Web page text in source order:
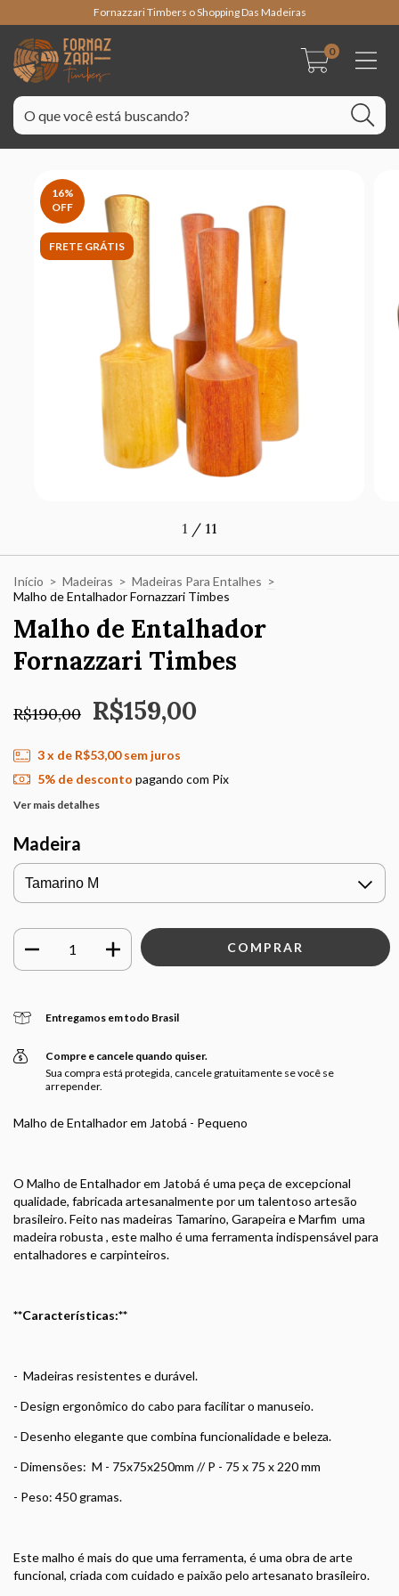
Fornazzari Timbers o Shopping Das Madeiras
0
16%
OFF
FRETE GRÁTIS
1 / 11
Início > Madeiras > Madeiras Para Entalhes >
Malho de Entalhador Fornazzari Timbes
Malho de Entalhador
Fornazzari Timbes
R$190,00 R$159,00
3x de R$53,00 sem juros
5% de desconto pagando com Pix
Ver mais detalhes
Madeira
Entregamos em todo Brasil
Compre e cancele quando quiser.
Sua compra está protegida, cancele gratuitamente se você se
arrepender.
Malho de Entalhador em Jatobá - Pequeno
O Malho de Entalhador em Jatobá é uma peça de excepcional
qualidade, fabricada artesanalmente por um talentoso artesão
brasileiro. Feito nas madeiras Tamarino, Garapeira e Marfim uma
madeira robusta , este malho é uma ferramenta indispensável para
entalhadores e carpinteiros.
**Características:**
- Madeiras resistentes e durável.
- Design ergonômico do cabo para facilitar o manuseio.
- Desenho elegante que combina funcionalidade e beleza.
- Dimensões: M - 75x75x250mm // P - 75 x 75 x 220 mm
- Peso: 450 gramas.
Este malho é mais do que uma ferramenta, é uma obra de arte
funcional, criada com cuidado e paixão pelo artesanato brasileiro.